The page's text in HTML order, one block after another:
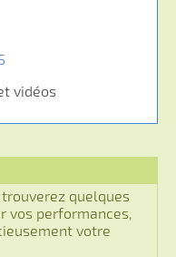
vidéos
quelques
vos performances,
votre